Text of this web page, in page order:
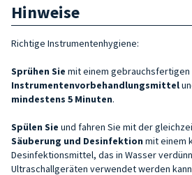
Hinweise
Richtige Instrumentenhygiene:
Sprühen Sie mit einem gebrauchsfertigen
Instrumentenvorbehandlungsmittel
mindestens 5 Minuten.
Spülen Sie und fahren Sie mit der
Säuberung und Desinfektion mit einem
Desinfektionsmittel, das in Wasser
Ultraschallgeräten verwendet werden